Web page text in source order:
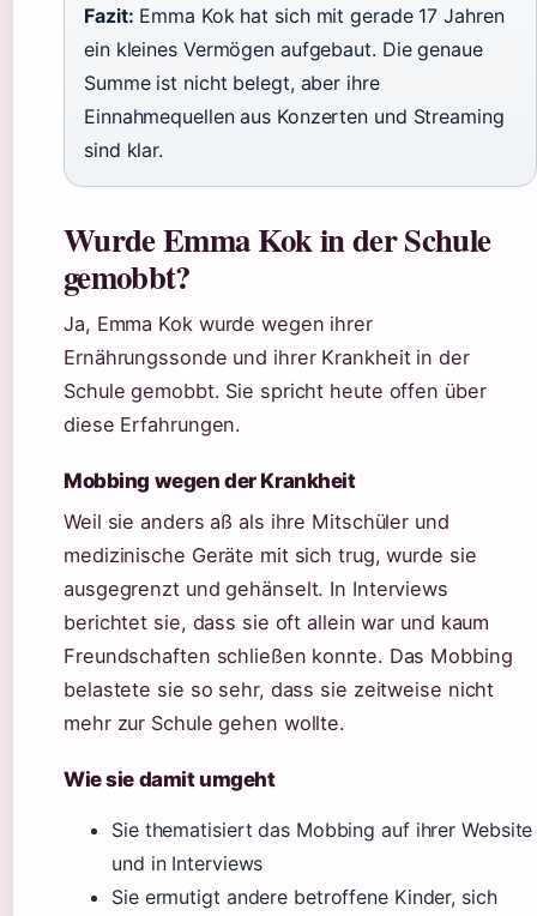
Fazit: Emma Kok hat sich mit gerade 17 Jahren
ein kleines Vermögen aufgebaut. Die genaue
Summe ist nicht belegt, aber ihre
Einnahmequellen aus Konzerten und Streaming
sind klar.
Wurde Emma Kok in der Schule
gemobbt?
Ja, Emma Kok wurde wegen ihrer
Ernährungssonde und ihrer Krankheit in der
Schule gemobbt. Sie spricht heute offen über
diese Erfahrungen.
Mobbing wegen der Krankheit
Weil sie anders aß als ihre Mitschüler und
medizinische Geräte mit sich trug, wurde sie
ausgegrenzt und gehänselt. In Interviews
berichtet sie, dass sie oft allein war und kaum
Freundschaften schließen konnte. Das Mobbing
belastete sie so sehr, dass sie zeitweise nicht
mehr zur Schule gehen wollte.
Wie sie damit umgeht
Sie thematisiert das Mobbing auf ihrer Website
und in Interviews
Sie ermutigt andere betroffene Kinder, sich